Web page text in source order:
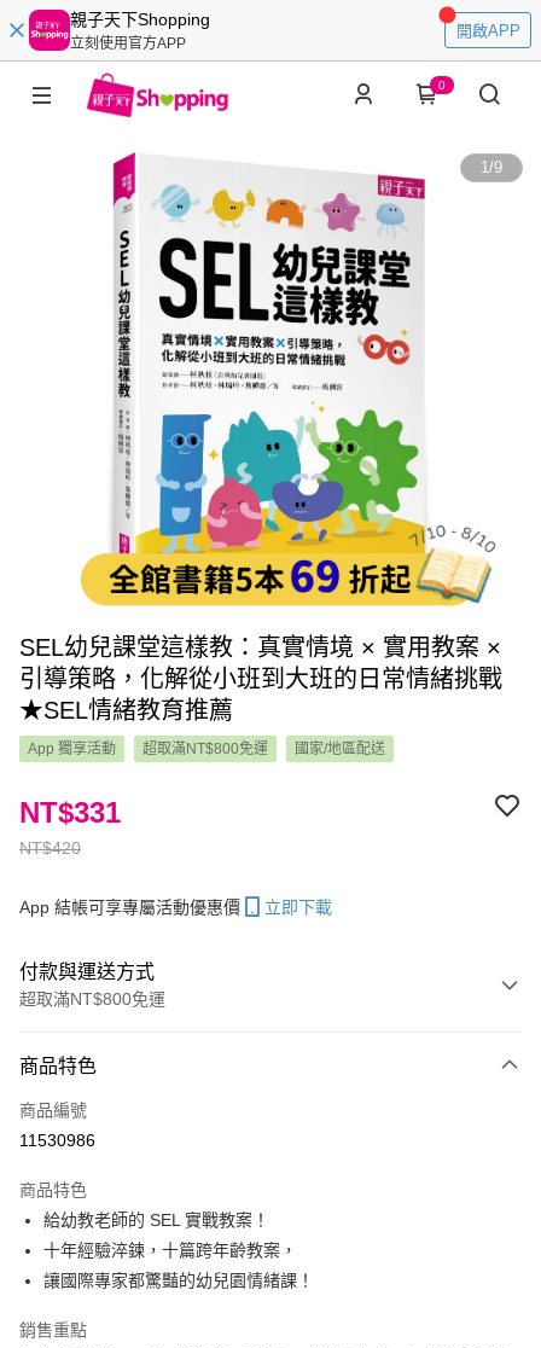
親子天下Shopping
立刻使用官方APP
開啟APP
0
1/9
SEL幼兒課堂這樣教：真實情境 × 實用教案 ×
引導策略，化解從小班到大班的日常情緒挑戰
★SEL情緒教育推薦
App 獨享活動 超取滿NT$800免運 國家/地區配送
NT$420
NT$331
App 結帳可享專屬活動優惠價 立即下載
付款與運送方式
超取滿NT$800免運
信用卡一次付款
LINE Pay
大哥付你分期
相關說明
【大哥付你分期使用說明】
1.本服務由台灣大哥大提供，台灣大哥大用戶可立即使用無須另外申請。
流程，驗證手機門號後，選擇欲分期的期數、繳款截止日，確認付款後即完
AFTEE先享後付
相關說明
商品特色
商品編號
11530986
商品特色
給幼教老師的 SEL 實戰教案！
十年經驗淬鍊，十篇跨年齡教案，
讓國際專家都驚豔的幼兒園情緒課！
銷售重點